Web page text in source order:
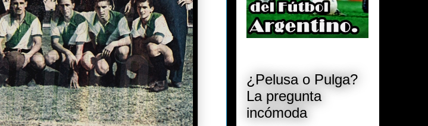
¿Pelusa o Pulga?
La pregunta
incómoda